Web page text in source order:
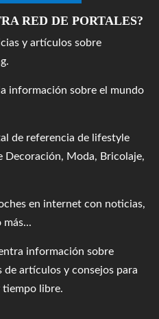
RED DE PORTALES?
y artículos sobre
información sobre el mundo
de referencia de lifestyle
Moda, Bricolaje,
en internet con noticias,
más...
información sobre
de artículos y consejos para
tiempo libre.